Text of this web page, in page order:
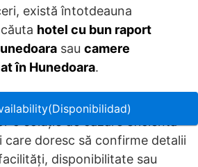
există întotdeauna
hotel cu bun raport
sau camere
în Hunedoara.
reprezintă o alegere practică
care doresc să confirme detalii
disponibilitate sau